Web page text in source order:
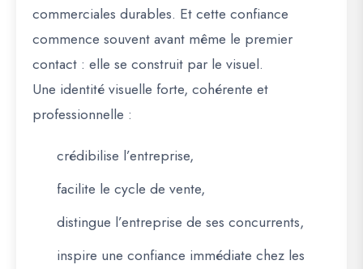
commerciales durables. Et cette confiance
commence souventavant même le premier
contact : elle se construit par le visuel.
Une identité visuelle forte, cohérente et
professionnelle :
crédibilise l’entreprise,
facilite le cycle de vente,
distingue l’entreprise de ses concurrents,
inspire une confiance immédiate chez les